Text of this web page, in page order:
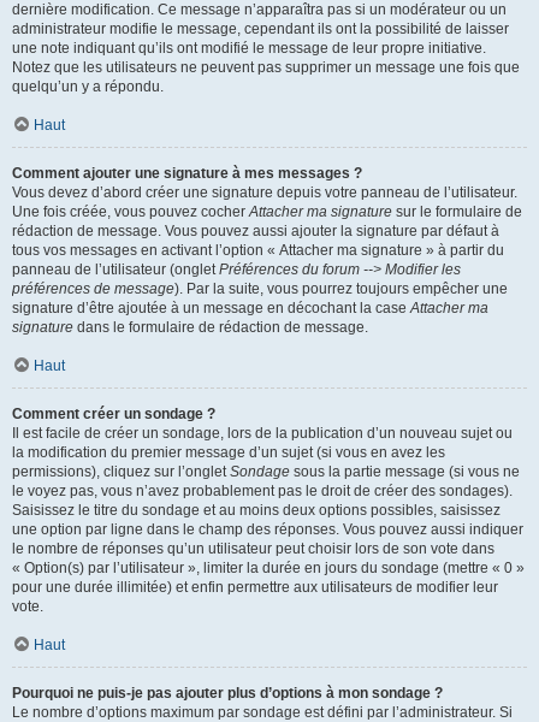
dernière modification. Ce message n’apparaîtra pas si un modérateur ou un
administrateur modifie le message, cependant ils ont la possibilité de laisser
une note indiquant qu’ils ont modifié le message de leur propre initiative.
Notez que les utilisateurs ne peuvent pas supprimer un message une fois que
quelqu’un y a répondu.
Haut
Comment ajouter une signature à mes messages ?
Vous devez d’abord créer une signature depuis votre panneau de l’utilisateur.
Une fois créée, vous pouvez cocherAttacher ma signature sur le formulaire de
rédaction de message. Vous pouvez aussi ajouter la signature par défaut à
tous vos messages en activant l’option « Attacher ma signature » à partir du
panneau de l’utilisateur (ongletPréférences du forum --> Modifier les
préférences de message). Par la suite, vous pourrez toujours empêcher une
signature d’être ajoutée à un message en décochant la caseAttacher ma
signature dans le formulaire de rédaction de message.
Haut
Comment créer un sondage ?
Il est facile de créer un sondage, lors de la publication d’un nouveau sujet ou
la modification du premier message d’un sujet (si vous en avez les
permissions), cliquez sur l’ongletSondage sous la partie message (si vous ne
le voyez pas, vous n’avez probablement pas le droit de créer des sondages).
Saisissez le titre du sondage et au moins deux options possibles, saisissez
une option par ligne dans le champ des réponses. Vous pouvez aussi indiquer
le nombre de réponses qu’un utilisateur peut choisir lors de son vote dans
« Option(s) par l’utilisateur », limiter la durée en jours du sondage (mettre « 0 »
pour une durée illimitée) et enfin permettre aux utilisateurs de modifier leur
vote.
Haut
Pourquoi ne puis-je pas ajouter plus d’options à mon sondage ?
Le nombre d’options maximum par sondage est défini par l’administrateur. Si